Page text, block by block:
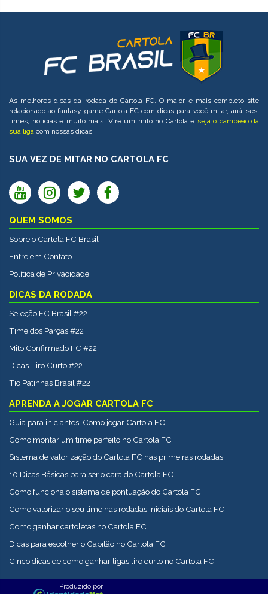
As melhores dicas da rodada do Cartola FC. O maior e mais completo site
relacionado ao fantasy game Cartola FC com dicas para você mitar, análises,
times, notícias e muito mais. Vire um mito no Cartola e seja o campeão da
sua liga com nossas dicas.
SUA VEZ DE MITAR NO CARTOLA FC
QUEM SOMOS
Sobre o Cartola FC Brasil
Entre em Contato
Política de Privacidade
DICAS DA RODADA
Seleção FC Brasil #22
Time dos Parças #22
Mito Confirmado FC #22
Dicas Tiro Curto #22
Tio Patinhas Brasil #22
APRENDA A JOGAR CARTOLA FC
Guia para iniciantes: Como jogar Cartola FC
Como montar um time perfeito no Cartola FC
Sistema de valorização do Cartola FC nas primeiras rodadas
10 Dicas Básicas para ser o cara do Cartola FC
Como funciona o sistema de pontuação do Cartola FC
Como valorizar o seu time nas rodadas iniciais do Cartola FC
Como ganhar cartoletas no Cartola FC
Dicas para escolher o Capitão no Cartola FC
Cinco dicas de como ganhar ligas tiro curto no Cartola FC
Produzido por